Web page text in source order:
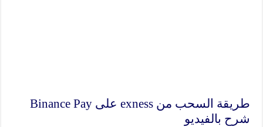
طريقة السحب من exness على Binance Pay
شرح بالفيديو